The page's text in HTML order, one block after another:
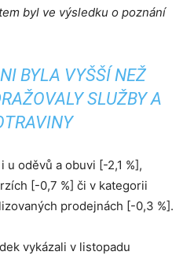
byl ve výsledku o poznání
BYLA VYŠŠÍ NEŽ
SLUŽBY A
oděvů a obuvi [-2,1 %],
[-0,7 %] či v kategorii
prodejnách [-0,3 %].
vykázali v listopadu